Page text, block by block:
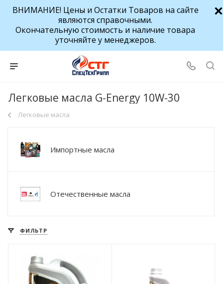
ВНИМАНИЕ! Цены и Остатки Товаров на сайте
являются справочными.
Окончательную стоимость и наличие товара
уточняйте у менеджеров.
Легковые масла G-Energy 10W-30
Легковые масла
Импортные масла
Отечественные масла
ФИЛЬТР